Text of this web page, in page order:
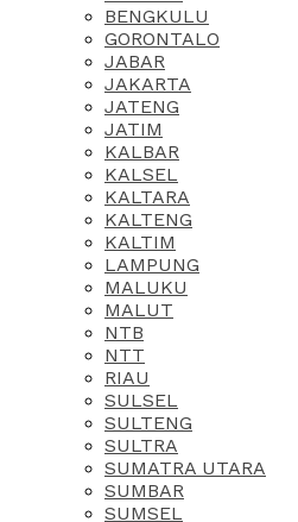
BENGKULU
GORONTALO
JABAR
JAKARTA
JATENG
JATIM
KALBAR
KALSEL
KALTARA
KALTENG
KALTIM
LAMPUNG
MALUKU
MALUT
NTB
NTT
RIAU
SULSEL
SULTENG
SULTRA
SUMATRA UTARA
SUMBAR
SUMSEL